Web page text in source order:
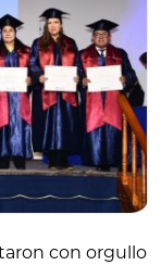
con orgullo